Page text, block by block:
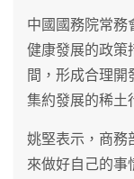
中國國務院常務
健康發展的政策
間，形成合理開
集約發展的稀土
姚堅表示，商務
來做好自己的事